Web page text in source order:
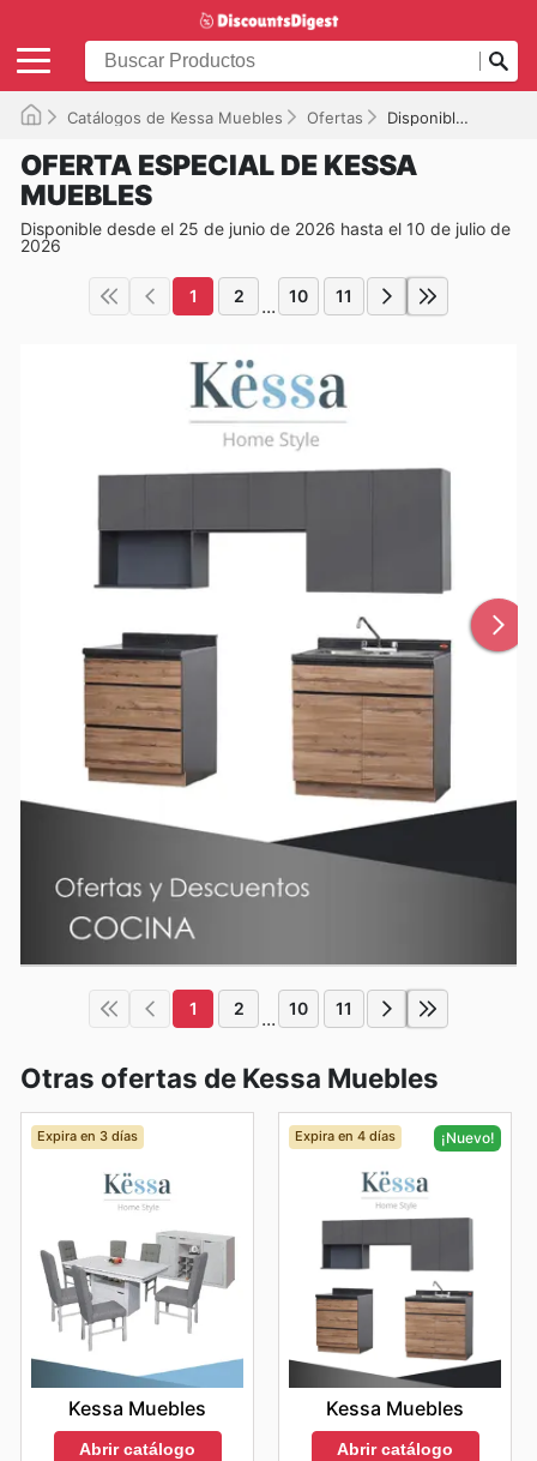
Catálogos de Kessa Muebles Ofertas Disponible hasta el 10/07/2026
OFERTA ESPECIAL DE KESSA
MUEBLES
Disponible desde el 25 de junio de 2026 hasta el 10 de julio de
2026
1 2 ... 10 11
1 2 ... 10 11
Otras ofertas de Kessa Muebles
Expira en 3 días
Kessa Muebles
Abrir catálogo
Expira en 4 días ¡Nuevo!
Kessa Muebles
Abrir catálogo